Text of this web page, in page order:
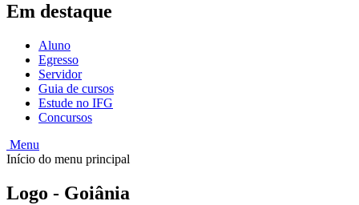
Em destaque
Aluno
Egresso
Servidor
Guia de cursos
Estude no IFG
Concursos
Menu
Início do menu principal
Logo - Goiânia